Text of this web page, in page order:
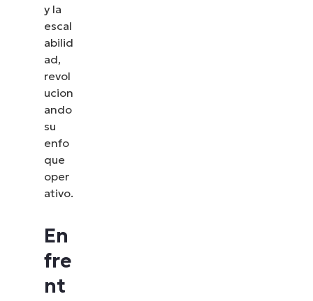
y la
escal
abilid
ad,
revol
ucion
ando
su
enfo
que
oper
ativo.
En
fre
nt